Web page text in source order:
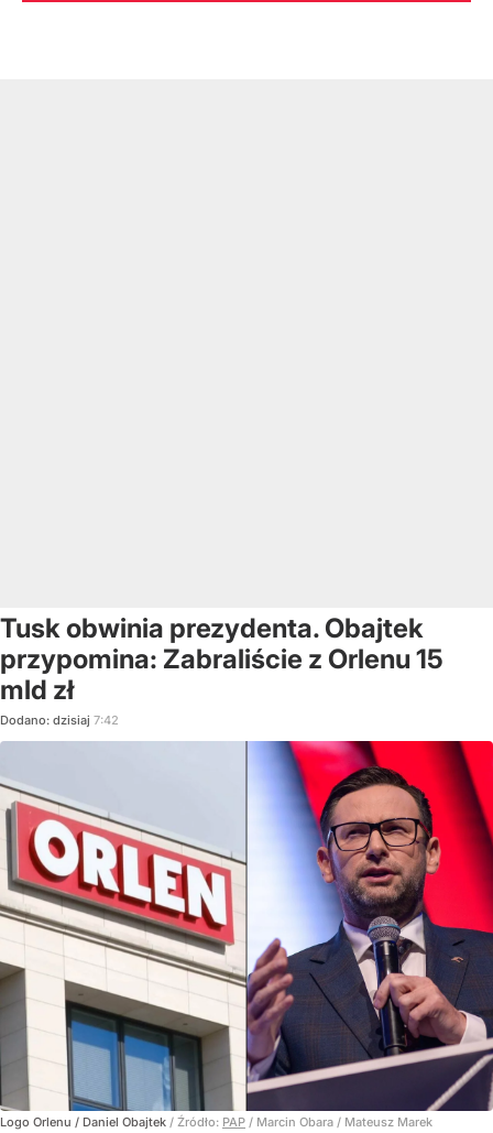
Tusk obwinia prezydenta. Obajtek
przypomina: Zabraliście z Orlenu 15
mld zł
Dodano: dzisiaj 7:42
Logo Orlenu / Daniel Obajtek / Źródło: PAP / Marcin Obara / Mateusz Marek